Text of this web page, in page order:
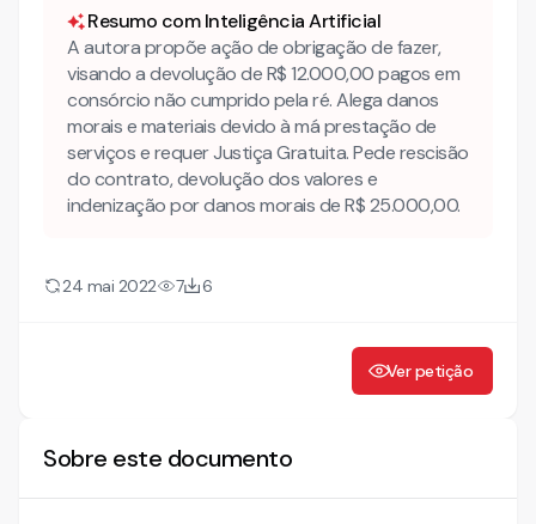
DA APLICABILIDADE DO CDC
DA VULNERABILIDADE DO CONSUMIDOR
DA PROTEÇÃO LEGAL DOS CONSUMIDORES
DA INVERSÃO DO ÔNUS DA PROVA
Resumo com Inteligência Artificial
A autora propõe ação de obrigação de fazer,
visando a devolução de R$ 12.000,00 pagos em
consórcio não cumprido pela ré. Alega danos
morais e materiais devido à má prestação de
serviços e requer Justiça Gratuita. Pede rescisão
do contrato, devolução dos valores e
indenização por danos morais de R$ 25.000,00.
24 mai 2022 7 6
Ver petição
Sobre este documento